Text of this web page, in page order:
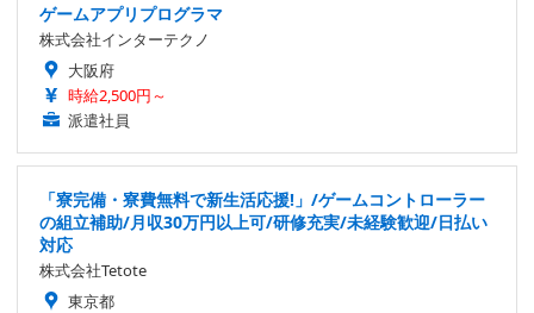
ゲームアプリプログラマ
株式会社インターテクノ
大阪府
時給2,500円～
派遣社員
「寮完備・寮費無料で新生活応援!」/ゲームコントローラー
の組立補助/月収30万円以上可/研修充実/未経験歓迎/日払い
対応
株式会社Tetote
東京都